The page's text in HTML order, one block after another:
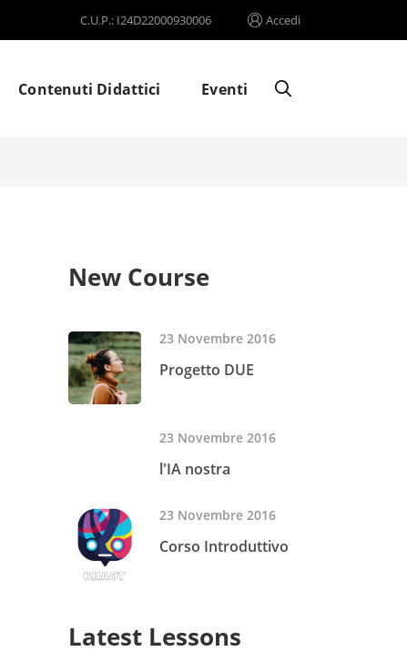
C.U.P.: I24D22000930006 Accedi
Contenuti Didattici Eventi
New Course
23 Novembre 2016
Progetto DUE
23 Novembre 2016
l'IA nostra
23 Novembre 2016
Corso Introduttivo
Latest Lessons